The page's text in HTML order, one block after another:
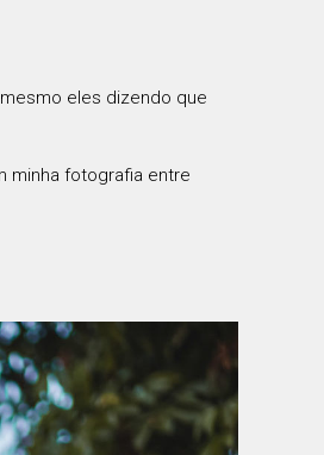
eles dizendo que
minha fotografia entre